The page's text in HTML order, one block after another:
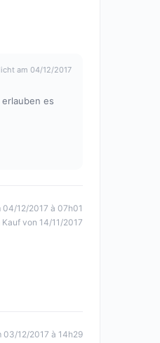
am 04/12/2017
es
12/2017 à 07h01
von 14/11/2017
03/12/2017 à 14h29